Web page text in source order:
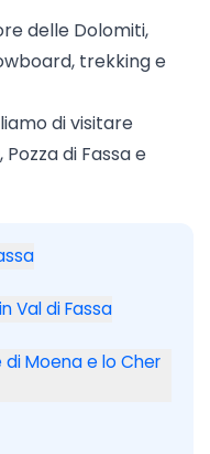
delle Dolomiti,
trekking e
di visitare
, Pozza di Fassa e
Val di Fassa
Moena e lo Cher